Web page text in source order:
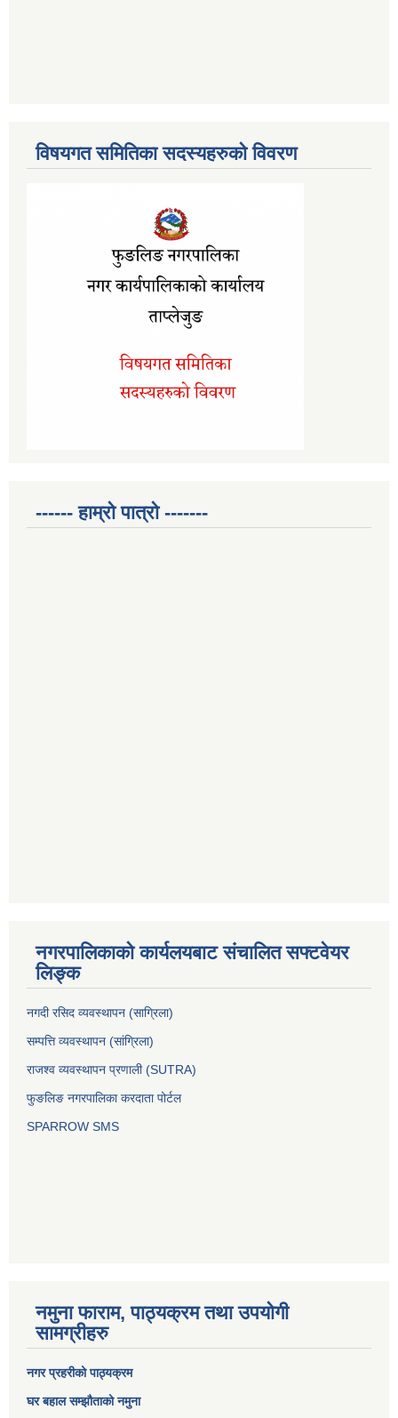
विषयगत समितिका सदस्यहरुको विवरण
------ हाम्रो पात्रो -------
नगरपालिकाको कार्यलयबाट संचालित सफ्टवेयर
लिङ्क
नगदी रसिद व्यवस्थापन (साग्रिला)
सम्पत्ति व्यवस्थापन (सांग्रिला)
राजश्व व्यवस्थापन प्रणाली (SUTRA)
फुङलिङ नगरपालिका करदाता पोर्टल
SPARROW SMS
नमुना फाराम, पाठ्यक्रम तथा उपयोगी
सामग्रीहरु
नगर प्रहरीको पाठ्यक्रम
घर बहाल सम्झौताको नमुना